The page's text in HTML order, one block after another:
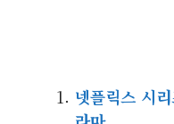
넷플릭스 시